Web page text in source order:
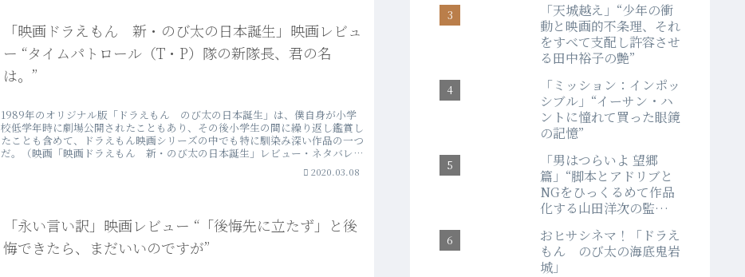
「映画ドラえもん 新・のび太の日本誕生」映画レビュ
ー “タイムパトロール（T・P）隊の新隊長、君の名
は。”
1989年のオリジナル版「ドラえもん のび太の日本誕生」は、僕自身が小学
校低学年時に劇場公開されたこともあり、その後小学生の間に繰り返し鑑賞し
たことも含めて、ドラえもん映画シリーズの中でも特に馴染み深い作品の一つ
だ。（映画「映画ドラえもん 新・のび太の日本誕生」レビュー・ネタバレ批
2020.03.08
「永い言い訳」映画レビュー “「後悔先に立たず」と後
悔できたら、まだいいのですが”
「天城越え」“少年の衝
動と映画的不条理、それ
をすべて支配し許容させ
る田中裕子の艶”
「ミッション：インポッ
シブル」“イーサン・ハ
ントに憧れて買った眼鏡
の記憶”
「男はつらいよ 望郷
篇」“脚本とアドリブと
NGをひっくるめて作品
化する山田洋次の監督
おヒサシネマ！「ドラえ
もん のび太の海底鬼岩
城」